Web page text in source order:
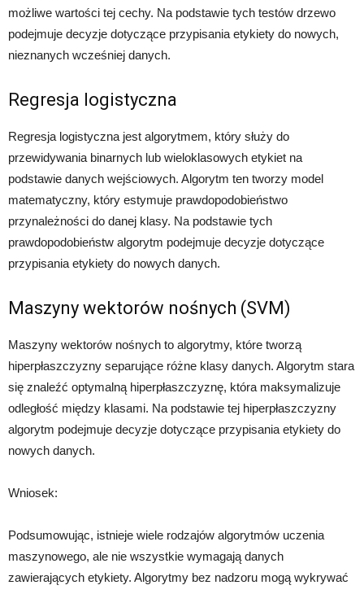
możliwe wartości tej cechy. Na podstawie tych testów drzewo
podejmuje decyzje dotyczące przypisania etykiety do nowych,
nieznanych wcześniej danych.
Regresja logistyczna
Regresja logistyczna jest algorytmem, który służy do
przewidywania binarnych lub wieloklasowych etykiet na
podstawie danych wejściowych. Algorytm ten tworzy model
matematyczny, który estymuje prawdopodobieństwo
przynależności do danej klasy. Na podstawie tych
prawdopodobieństw algorytm podejmuje decyzje dotyczące
przypisania etykiety do nowych danych.
Maszyny wektorów nośnych (SVM)
Maszyny wektorów nośnych to algorytmy, które tworzą
hiperpłaszczyzny separujące różne klasy danych. Algorytm stara
się znaleźć optymalną hiperpłaszczyznę, która maksymalizuje
odległość między klasami. Na podstawie tej hiperpłaszczyzny
algorytm podejmuje decyzje dotyczące przypisania etykiety do
nowych danych.
Wniosek:
Podsumowując, istnieje wiele rodzajów algorytmów uczenia
maszynowego, ale nie wszystkie wymagają danych
zawierających etykiety. Algorytmy bez nadzoru mogą wykrywać